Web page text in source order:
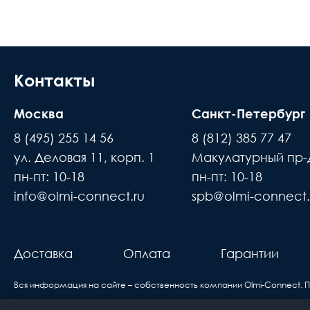
Размер кабель канала
Полировка оптического волокна
Направление канала передачи
Тип волокна
Цвет
Исполнение
места доставки товара. Обращаем
происходит силами заказчика
Время ожидания водителя при доставке
В случае если въезд на территорию
покупатель
Контакты
Москва
8 (495) 255 14 56
ул. Деловая 11, корп. 1
пн-пт: 10-18
info@olmi-connect.ru
Санкт-Петербург
8 (812) 385 77 47
Макулатурный пр-
пн-пт: 10-18
spb@olmi-
Доставка Оплата Гарантии
Вся информация на сайте – собственность компании Olmi-Сonnect.